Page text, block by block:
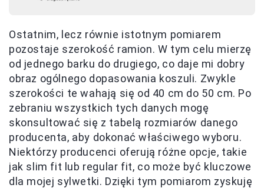
Ostatnim, lecz równie istotnym pomiarem
pozostaje szerokość ramion. W tym celu mierzę
od jednego barku do drugiego, co daje mi dobry
obraz ogólnego dopasowania koszuli. Zwykle
szerokości te wahają się od 40 cm do 50 cm. Po
zebraniu wszystkich tych danych mogę
skonsultować się z tabelą rozmiarów danego
producenta, aby dokonać właściwego wyboru.
Niektórzy producenci oferują różne opcje, takie
jak slim fit lub regular fit, co może być kluczowe
dla mojej sylwetki. Dzięki tym pomiarom zyskuję